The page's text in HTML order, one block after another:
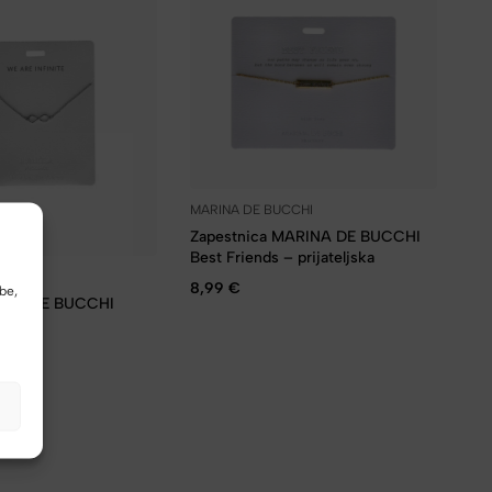
DE BUCCHI
MARINA DE BUCCHI
Zapestnica MARINA DE BUCCHI
Best Friends – prijateljska
8,99€